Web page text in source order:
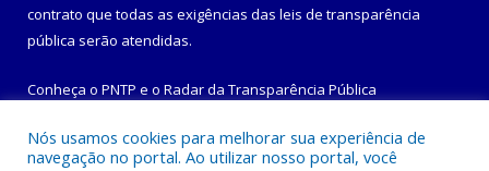
contrato que todas as exigências das leis de transparência
pública serão atendidas.
Conheça o PNTP e o Radar da Transparência Pública
Nós usamos cookies para melhorar sua experiência de
navegação no portal. Ao utilizar nosso portal, você